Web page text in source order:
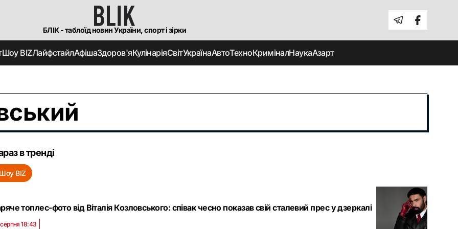
БЛІК - таблоїд новин України, спорт і зірки
Шоу BIZЛайфстайлАфішаЗдоров'яКулінаріяСвітУкраїнаАвтоТехноКриміналНаукаАзарт
в тренді
Шоу BIZ
топлес-фото від Віталія Козловського: співак чесно показав свій сталевий прес у дзеркалі
18:43